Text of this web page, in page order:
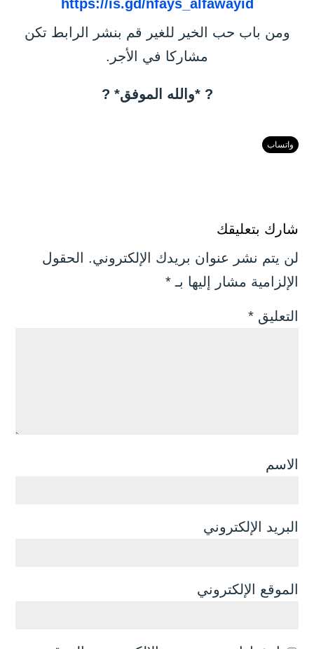
https://is.gd/nfays_alfawayid
ومن باب حب الخير للغير قم بنشر الرابط تكن
مشاركا في الأجر.
? *والله الموفق* ?
واتساب
شارك بتعليقك
لن يتم نشر عنوان بريدك الإلكتروني. الحقول
الإلزامية مشار إليها بـ *
التعليق *
الاسم
البريد الإلكتروني
الموقع الإلكتروني